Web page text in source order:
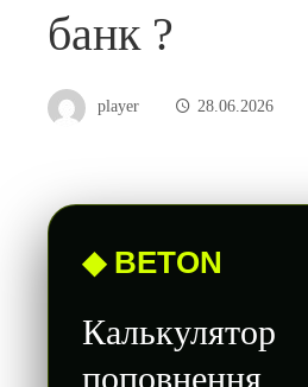
банк ?
player 28.06.2026
◆ BETON
Калькулятор
поповнення